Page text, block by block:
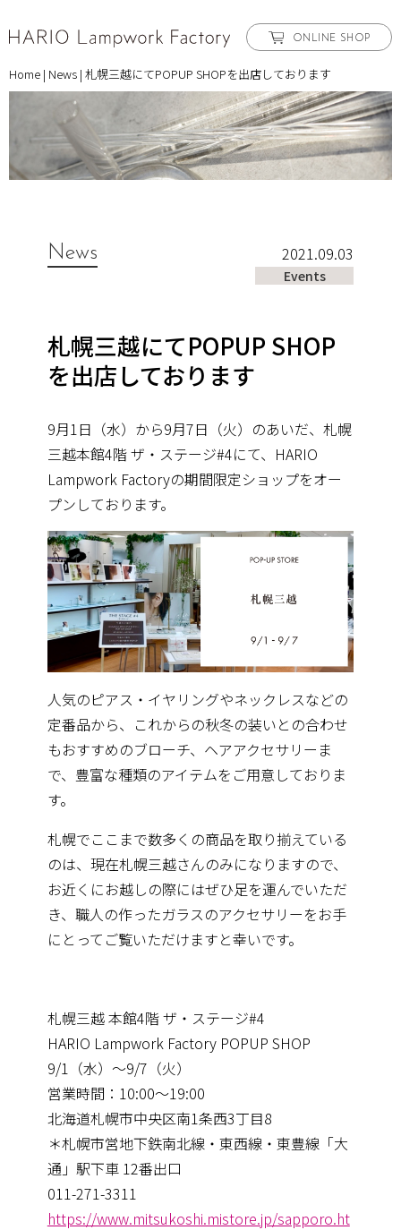
ONLINE SHOP
Home | News | 札幌三越にてPOPUP SHOPを出店しております
News 2021.09.03
Events
札幌三越にてPOPUP SHOP
を出店しております
9月1日（水）から9月7日（火）のあいだ、札幌
三越本館4階 ザ・ステージ#4にて、HARIO
Lampwork Factoryの期間限定ショップをオー
プンしております。
人気のピアス・イヤリングやネックレスなどの
定番品から、これからの秋冬の装いとの合わせ
もおすすめのブローチ、ヘアアクセサリーま
で、豊富な種類のアイテムをご用意しておりま
す。
札幌でここまで数多くの商品を取り揃えている
のは、現在札幌三越さんのみになりますので、
お近くにお越しの際にはぜひ足を運んでいただ
き、職人の作ったガラスのアクセサリーをお手
にとってご覧いただけますと幸いです。
札幌三越 本館4階 ザ・ステージ#4
HARIO Lampwork Factory POPUP SHOP
9/1（水）〜9/7（火）
営業時間：10:00〜19:00
北海道札幌市中央区南1条西3丁目8
＊札幌市営地下鉄南北線・東西線・東豊線「大
通」駅下車 12番出口
011-271-3311
https://www.mitsukoshi.mistore.jp/sapporo.ht